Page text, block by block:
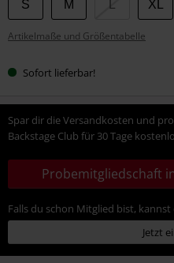
deine
Größe
S M XL
Artikelmaße und Größentabelle
Sofort lieferbar!
Spar dir die Versandkosten und
Backstage Club für 30 Tage
Probemitgliedschaft
Falls du schon Mitglied bist,
Jetzt